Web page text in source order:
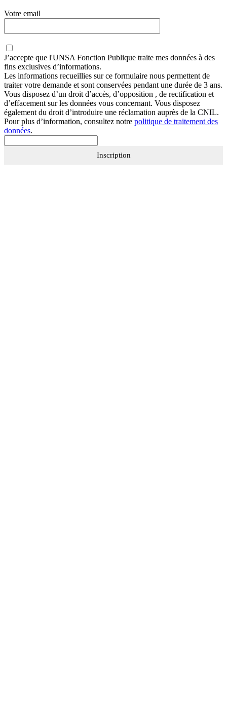
Votre email
J’accepte que l'UNSA Fonction Publique traite mes données à des
fins exclusives d’informations.
Les informations recueillies sur ce formulaire nous permettent de
traiter votre demande et sont conservées pendant une durée de 3 ans.
Vous disposez d’un droit d’accès, d’opposition , de rectification et
d’effacement sur les données vous concernant. Vous disposez
également du droit d’introduire une réclamation auprès de la CNIL.
Pour plus d’information, consultez notre politique de traitement des
données.
Inscription